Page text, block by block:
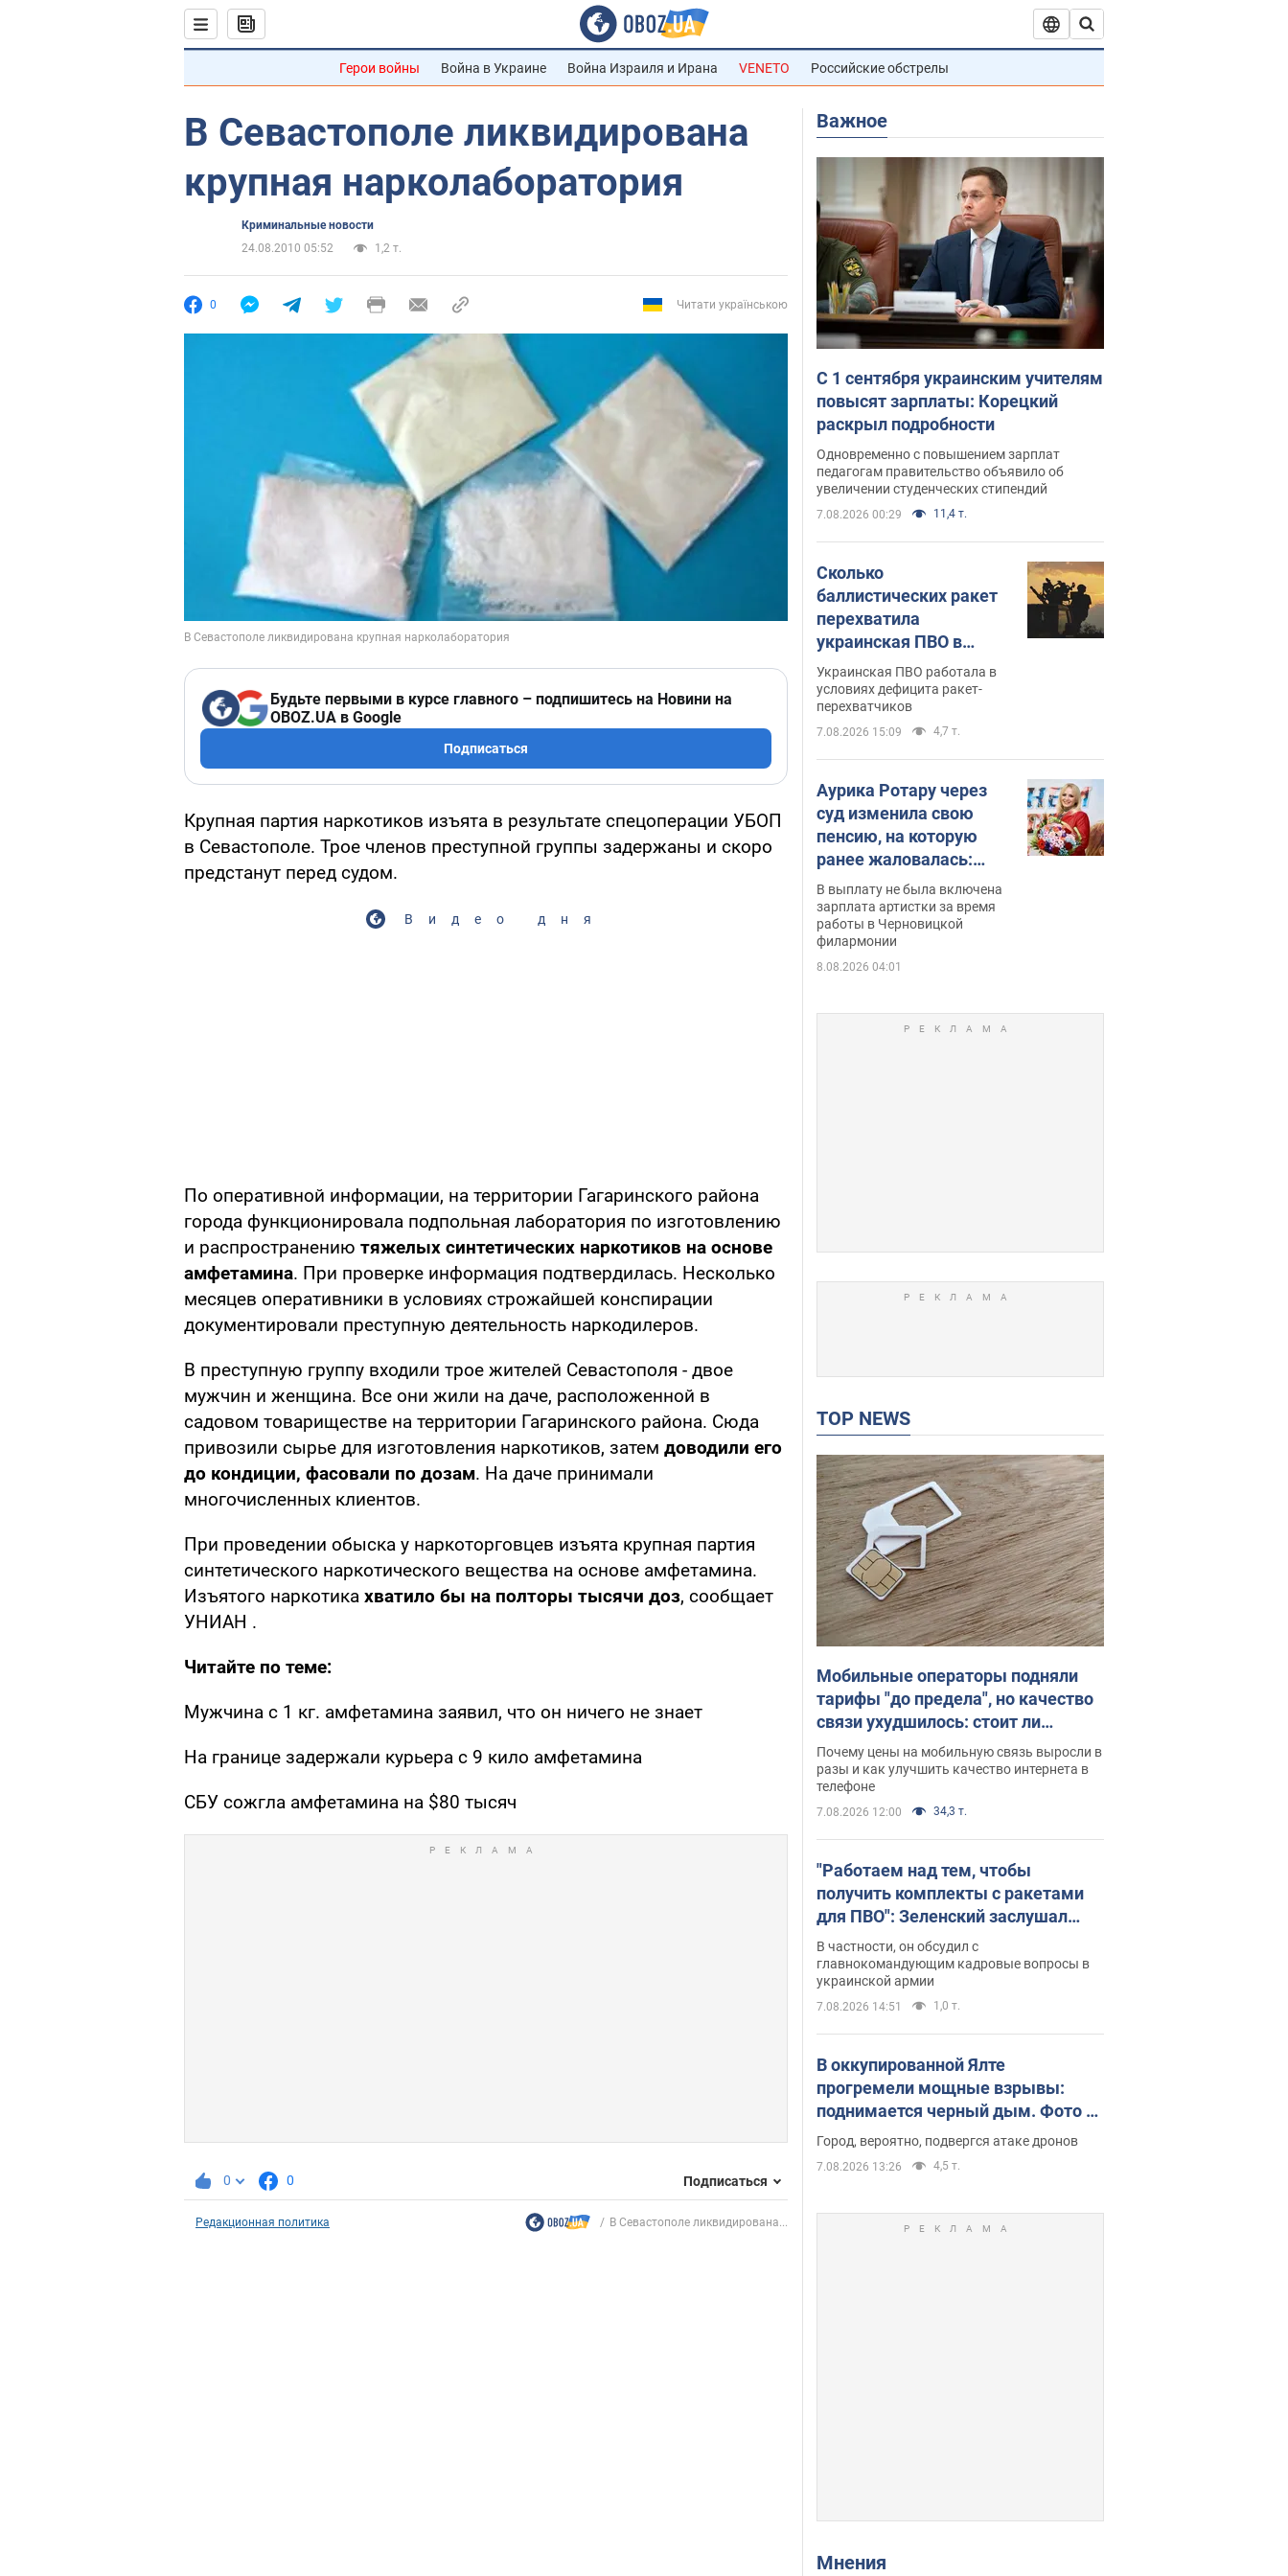
Герои войны Война в Украине Война Израиля и Ирана VENETO Российские обстрелы
В Севастополе ликвидирована
крупная нарколаборатория
Криминальные новости
24.08.2010 05:52
1,2 т.
0 Читати українською
Будьте первыми в курсе главного – подпишитесь на Новини на
OBOZ.UA в Google
Подписаться
Крупная партия наркотиков изъята в результате спецоперации УБОП
в Севастополе. Трое членов преступной группы задержаны и скоро
предстанут перед судом.
Видео дня
По оперативной информации, на территории Гагаринского района
города функционировала подпольная лаборатория по изготовлению
и распространению тяжелых синтетических наркотиков на основе
амфетамина. При проверке информация подтвердилась. Несколько
месяцев оперативники в условиях строжайшей конспирации
документировали преступную деятельность наркодилеров.
В преступную группу входили трое жителей Севастополя - двое
мужчин и женщина. Все они жили на даче, расположенной в
садовом товариществе на территории Гагаринского района. Сюда
привозили сырье для изготовления наркотиков, затем доводили его
до кондиции, фасовали по дозам. На даче принимали
многочисленных клиентов.
При проведении обыска у наркоторговцев изъята крупная партия
синтетического наркотического вещества на основе амфетамина.
Изъятого наркотика хватило бы на полторы тысячи доз, сообщает
УНИАН .
Читайте по теме:
Мужчина с 1 кг. амфетамина заявил, что он ничего не знает
На границе задержали курьера с 9 кило амфетамина
СБУ сожгла амфетамина на $80 тысяч
0 0 Подписаться
Редакционная политика В Севастополе ликвидирована...
Важное
С 1 сентября украинским учителям
повысят зарплаты: Корецкий
раскрыл подробности
Одновременно с повышением зарплат
педагогам правительство объявило об
увеличении студенческих стипендий
7.08.2026 00:29 11,4 т.
Сколько
баллистических ракет
перехватила
украинская ПВО в
июле: в Минобороны
назвали цифру
Украинская ПВО работала в
условиях дефицита ракет-
перехватчиков
7.08.2026 15:09 4,7 т.
Аурика Ротару через
суд изменила свою
пенсию, на которую
ранее жаловалась:
сколько получала
певица
В выплату не была включена
зарплата артистки за время
работы в Черновицкой
филармонии
8.08.2026 04:01
TOP NEWS
Мобильные операторы подняли
тарифы "до предела", но качество
связи ухудшилось: стоит ли
жаловаться на цены
Почему цены на мобильную связь выросли в
разы и как улучшить качество интернета в
телефоне
7.08.2026 12:00 34,3 т.
"Работаем над тем, чтобы
получить комплекты с ракетами
для ПВО": Зеленский заслушал
доклад Драпатого и объявил о
новых мерах
В частности, он обсудил с
главнокомандующим кадровые вопросы в
украинской армии
7.08.2026 14:51 1,0 т.
В оккупированной Ялте
прогремели мощные взрывы:
поднимается черный дым. Фото и
видео
Город, вероятно, подвергся атаке дронов
7.08.2026 13:26 4,5 т.
Мнения